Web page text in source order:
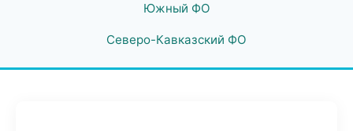
Южный ФО
Северо-Кавказский ФО